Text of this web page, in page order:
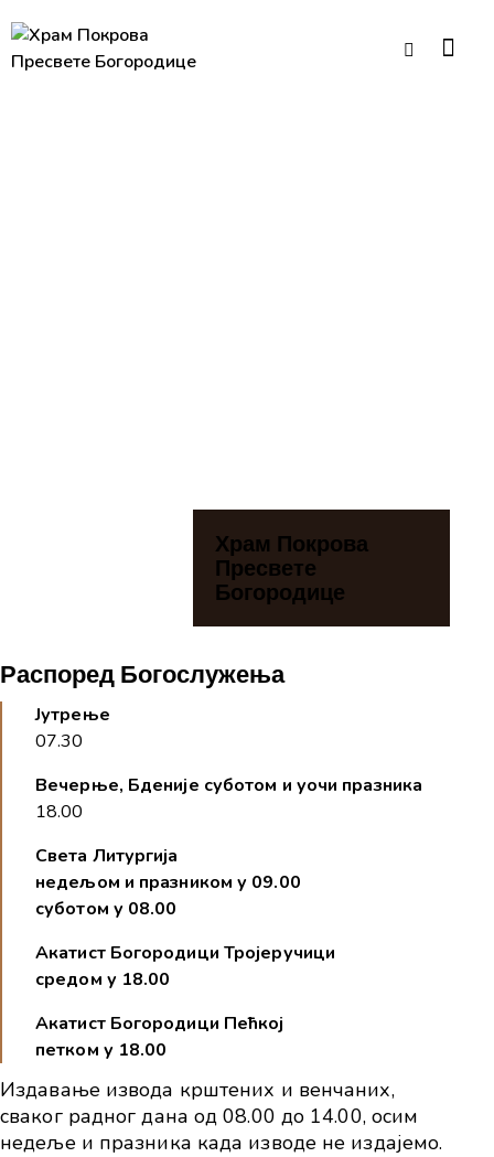
Храм Покрова
Пресвете
Богородице
Распоред Богослужења
Јутрење
07.30
Вечерње, Бденије суботом и уочи празника
18.00
Света Литургија
недељом и празником у 09.00
суботом у 08.00
Акатист Богородици Тројеручици
средом у 18.00
Акатист Богородици Пећкој
петком у 18.00
Издавање извода крштених и венчаних,
сваког радног дана од 08.00 до 14.00, осим
недеље и празника када изводе не издајемо.